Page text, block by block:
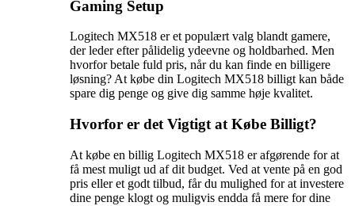
Gaming Setup
Logitech MX518 er et populært valg blandt gamere,
der leder efter pålidelig ydeevne og holdbarhed. Men
hvorfor betale fuld pris, når du kan finde en billigere
løsning? At købe din Logitech MX518 billigt kan både
spare dig penge og give dig samme høje kvalitet.
Hvorfor er det Vigtigt at Købe Billigt?
At købe en billig Logitech MX518 er afgørende for at
få mest muligt ud af dit budget. Ved at vente på en god
pris eller et godt tilbud, får du mulighed for at investere
dine penge klogt og muligvis endda få mere for dine